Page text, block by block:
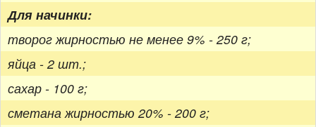
Для начинки:
творог жирностью не менее 9% - 250 г;
яйца - 2 шт.;
сахар - 100 г;
сметана жирностью 20% - 200 г;